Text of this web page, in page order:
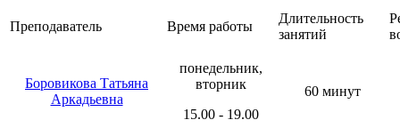
Преподаватель Время работы
Длительность
занятий
Боровикова Татьяна
Аркадьевна
понедельник,
вторник
15.00 - 19.00
60 минут